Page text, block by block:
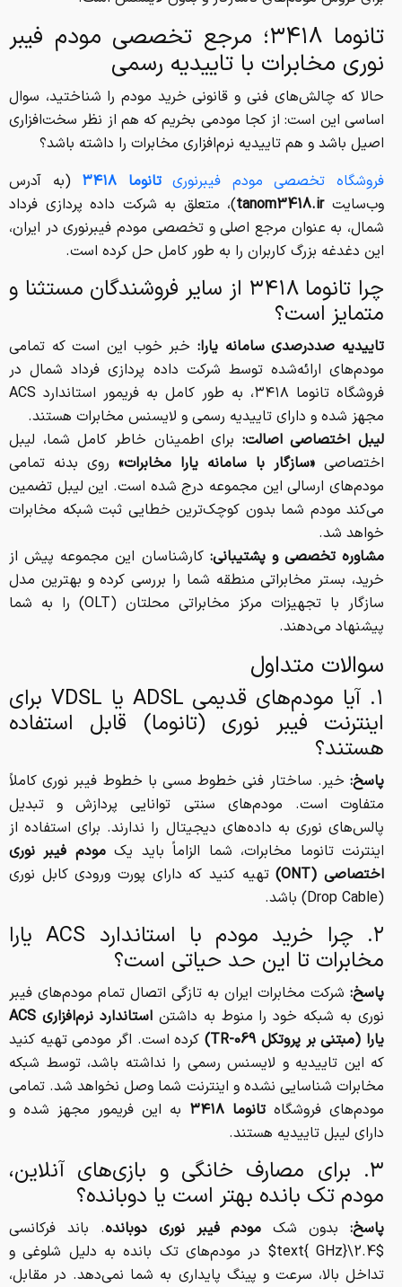
تانوما ۳۴۱۸؛ مرجع تخصصی مودم فیبر
نوری مخابرات با تاییدیه رسمی
حالا که چالش‌های فنی و قانونی خرید مودم را شناختید، سوال
اساسی این است: از کجا مودمی بخریم که هم از نظر سخت‌افزاری
اصیل باشد و هم تاییدیه نرم‌افزاری مخابرات را داشته باشد؟
فروشگاه تخصصی مودم فیبرنوریتانوما ۳۴۱۸
(به آدرس
وب‌سایتtanom3418.ir)، متعلق به شرکت داده پردازی فرداد
شمال، به عنوان مرجع اصلی و تخصصی مودم فیبرنوری در ایران،
این دغدغه بزرگ کاربران را به طور کامل حل کرده است.
چرا تانوما ۳۴۱۸ از سایر فروشندگان مستثنا و
متمایز است؟
تاییدیه صددرصدی سامانه یارا: خبر خوب این است که تمامی
مودم‌های ارائه‌شده توسط شرکت داده پردازی فرداد شمال در
فروشگاه تانوما ۳۴۱۸، به طور کامل به فریمور استاندارد ACS
مجهز شده و دارای تاییدیه رسمی و لایسنس مخابرات هستند.
لیبل اختصاصی اصالت: برای اطمینان خاطر کامل شما، لیبل
اختصاصی «سازگار با سامانه یارا مخابرات» روی بدنه تمامی
مودم‌های ارسالی این مجموعه درج شده است. این لیبل تضمین
می‌کند مودم شما بدون کوچک‌ترین خطایی ثبت شبکه مخابرات
خواهد شد.
مشاوره تخصصی و پشتیبانی: کارشناسان این مجموعه پیش از
خرید، بستر مخابراتی منطقه شما را بررسی کرده و بهترین مدل
سازگار با تجهیزات مرکز مخابراتی محلتان (OLT) را به شما
پیشنهاد می‌دهند.
سوالات متداول
۱. آیا مودم‌های قدیمی ADSL یا VDSL برای
اینترنت فیبر نوری (تانوما) قابل استفاده
هستند؟
پاسخ: خیر. ساختار فنی خطوط مسی با خطوط فیبر نوری کاملاً
متفاوت است. مودم‌های سنتی توانایی پردازش و تبدیل
پالس‌های نوری به داده‌های دیجیتال را ندارند. برای استفاده از
اینترنت تانوما مخابرات، شما الزاماً باید یکمودم فیبر نوری
اختصاصی (ONT)
تهیه کنید که دارای پورت ورودی کابل نوری
(Drop Cable) باشد.
۲. چرا خرید مودم با استاندارد ACS یارا
مخابرات تا این حد حیاتی است؟
پاسخ: شرکت مخابرات ایران به تازگی اتصال تمام مودم‌های فیبر
نوری به شبکه خود را منوط به داشتن
استاندارد نرم‌افزاری ACS
یارا (مبتنی بر پروتکل TR-069)
کرده است. اگر مودمی تهیه کنید
که این تاییدیه و لایسنس رسمی را نداشته باشد، توسط شبکه
مخابرات شناسایی نشده و اینترنت شما وصل نخواهد شد. تمامی
مودم‌های فروشگاهتانوما ۳۴۱۸
به این فریمور مجهز شده و
دارای لیبل تاییدیه هستند.
۳. برای مصارف خانگی و بازی‌های آنلاین،
مودم تک بانده بهتر است یا دوبانده؟
پاسخ: بدون شک مودم فیبر نوری دوبانده. باند فرکانسی
$2.4\text{ GHz}$
در مودم‌های تک بانده به دلیل شلوغی و
تداخل بالا، سرعت و پینگ پایداری به شما نمی‌دهد. در مقابل،